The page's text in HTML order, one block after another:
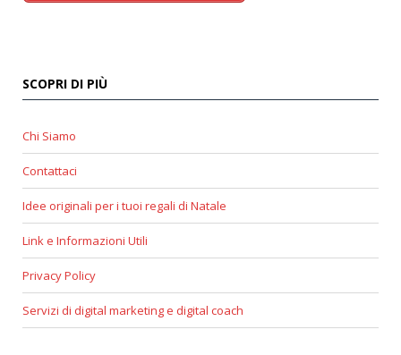
SCOPRI DI PIÙ
Chi Siamo
Contattaci
Idee originali per i tuoi regali di Natale
Link e Informazioni Utili
Privacy Policy
Servizi di digital marketing e digital coach